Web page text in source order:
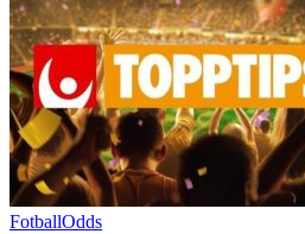
FotballOdds